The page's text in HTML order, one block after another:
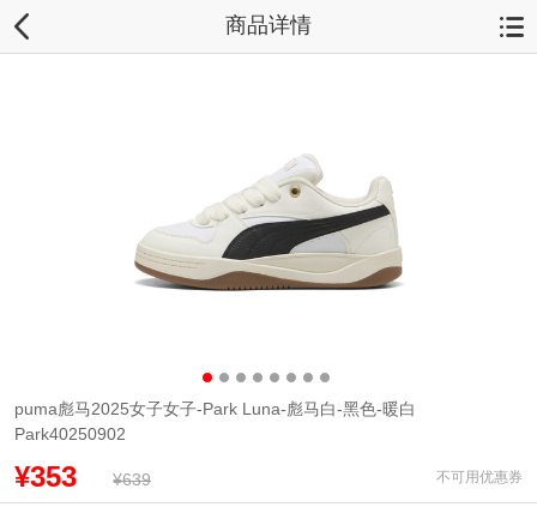
商品详情
puma彪马2025女子女子-Park Luna-彪马白-黑色-暖白
Park40250902
¥353 ¥639 不可用优惠券